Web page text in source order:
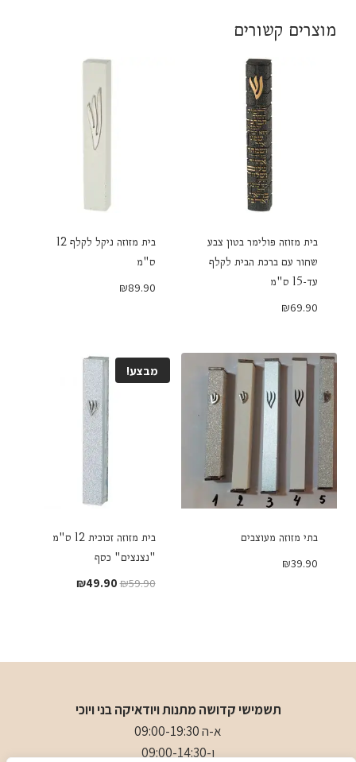
מוצרים קשורים
בית מזוזה פולימר בטון צבע
שחור עם ברכת הבית לקלף
עד-15 ס"מ
₪69.90
בית מזוזה ניקל לקלף 12
ס"מ
₪89.90
בתי מזוזה מעוצבים
₪39.90
מבצע!
בית מזוזה זכוכית 12 ס"מ
"נצנצים" כסף
₪59.90
המחיר ₪49.90 המחיר
תשמישי קדושה מתנות ויודאיקה בני ויוכי
א-ה 09:00-19:30
ו-09:00-14:30